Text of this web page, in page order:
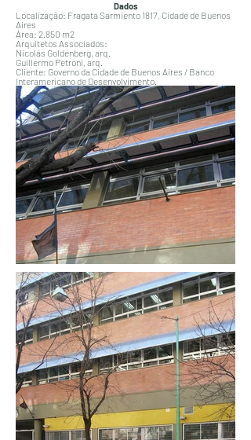
Dados
Localização: Fragata Sarmiento 1817, Cidade de Buenos
Aires
Área: 2.850 m2
Arquitetos Associados:
Nicolás Goldenberg, arq.
Guillermo Petroni, arq.
Cliente: Governo da Cidade de Buenos Aires / Banco
Interamericano de Desenvolvimento.